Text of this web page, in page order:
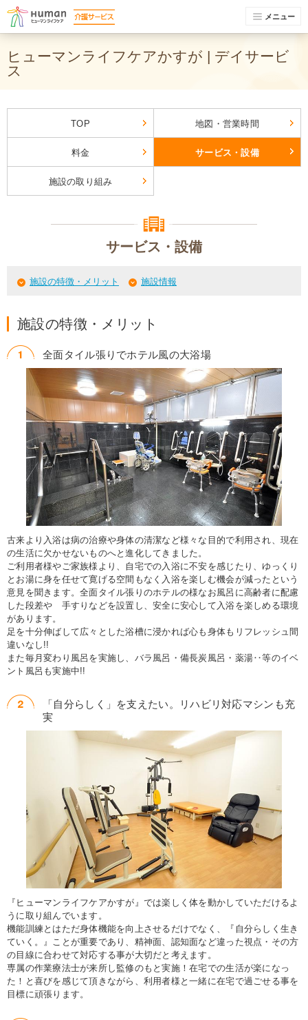
メニュー
ヒューマンライフケアかすが | デイサービ
ス
TOP 地図・営業時間
料金 サービス・設備
施設の取り組み
サービス・設備
施設の特徴・メリット 施設情報
施設の特徴・メリット
全面タイル張りでホテル風の大浴場
古来より入浴は病の治療や身体の清潔など様々な目的で利用され、現在
の生活に欠かせないものへと進化してきました。
ご利用者様やご家族様より、自宅での入浴に不安を感じたり、ゆっくり
とお湯に身を任せて寛げる空間もなく入浴を楽しむ機会が減ったという
意見を聞きます。全面タイル張りのホテルの様なお風呂に高齢者に配慮
した段差や 手すりなどを設置し、安全に安心して入浴を楽しめる環境
があります。
足を十分伸ばして広々とした浴槽に浸かれば心も身体もリフレッシュ間
違いなし!!
また毎月変わり風呂を実施し、バラ風呂・備長炭風呂・薬湯‥等のイベ
ント風呂も実施中!!
「自分らしく」を支えたい。リハビリ対応マシンも充
実
『ヒューマンライフケアかすが』では楽しく体を動かしていただけるよ
うに取り組んでいます。
機能訓練とはただ身体機能を向上させるだけでなく、『自分らしく生き
ていく。』ことが重要であり、精神面、認知面など違った視点・その方
の目線に合わせて対応する事が大切だと考えます。
専属の作業療法士が来所し監修のもと実施！在宅での生活が楽になっ
た！と喜びを感じて頂きながら、利用者様と一緒に在宅で過ごせる事を
目標に頑張ります。